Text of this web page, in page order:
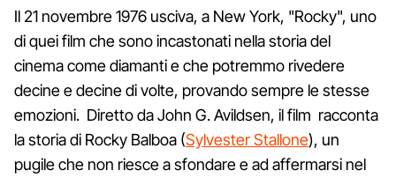
Il 21 novembre 1976 usciva, a New York, "Rocky", uno
di quei film che sono incastonati nella storia del
cinema come diamanti e che potremmo rivedere
decine e decine di volte, provando sempre le stesse
emozioni. Diretto da John G. Avildsen, il film racconta
la storia di Rocky Balboa (Sylvester Stallone), un
pugile che non riesce a sfondare e ad affermarsi nel